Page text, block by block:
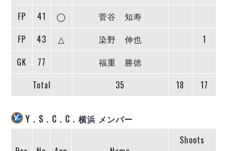
ボアルース長野
名古屋オーシャンズ
シュライカー大阪
バサジィ大分
選手の通算記録（Ｆ２）
ヴォスクオーレ仙台
リガーレヴィア葛飾
FOLLOW US!
FP
41 ◯
菅谷 知寿
FP
43 △ 染野 伸也
1
GK
77
福重 勝徳
Total
35 18 17
Y．S．C．C．横浜 メンバー
Shoots